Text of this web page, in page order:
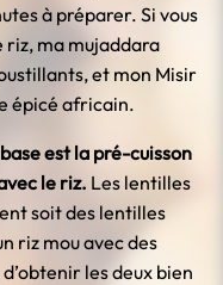
à préparer. Si vous
ma mujaddara
et mon Misir
épicé africain.
est la pré-cuisson
le riz. Les lentilles
soit des lentilles
riz mou avec des
les deux bien